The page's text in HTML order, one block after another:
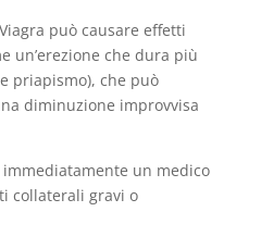
può causare effetti
un’erezione che dura più
priapismo), che può
diminuzione improvvisa
un medico
collaterali gravi o